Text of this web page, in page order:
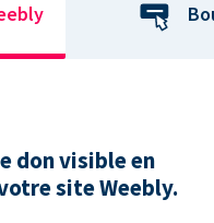
don visible en
site Weebly.